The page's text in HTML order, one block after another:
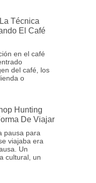
Técnica
El Café
en el café
del café, los
o
Hunting
De Viajar
pausa para
viajaba era
Un
cultural, un